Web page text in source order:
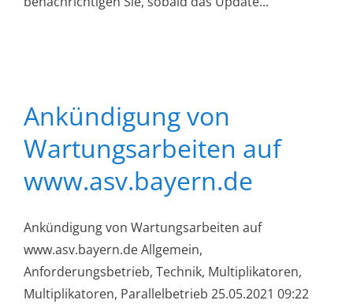
Ankündigung von
Wartungsarbeiten auf
www.asv.bayern.de
Ankündigung von Wartungsarbeiten auf
www.asv.bayern.de Allgemein,
Anforderungsbetrieb, Technik, Multiplikatoren,
Multiplikatoren, Parallelbetrieb 25.05.2021 09:22